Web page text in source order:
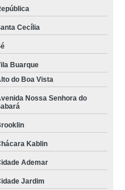
Cecília
Buarque
do Boa Vista
Nossa Senhora do
Kablin
Ademar
Jardim